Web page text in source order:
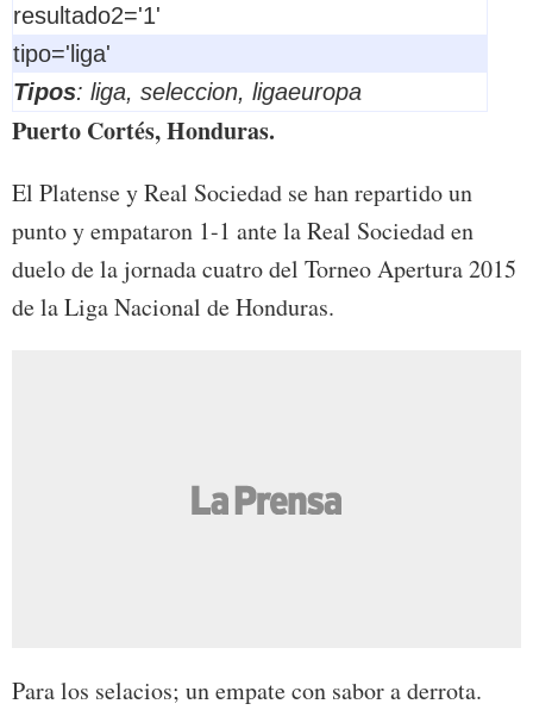
resultado2='1'
tipo='liga'
Tipos: liga, seleccion, ligaeuropa
Puerto Cortés, Honduras.
El Platense y Real Sociedad se han repartido un
punto y empataron 1-1 ante la Real Sociedad en
duelo de la jornada cuatro del Torneo Apertura 2015
de la Liga Nacional de Honduras.
Para los selacios; un empate con sabor a derrota.